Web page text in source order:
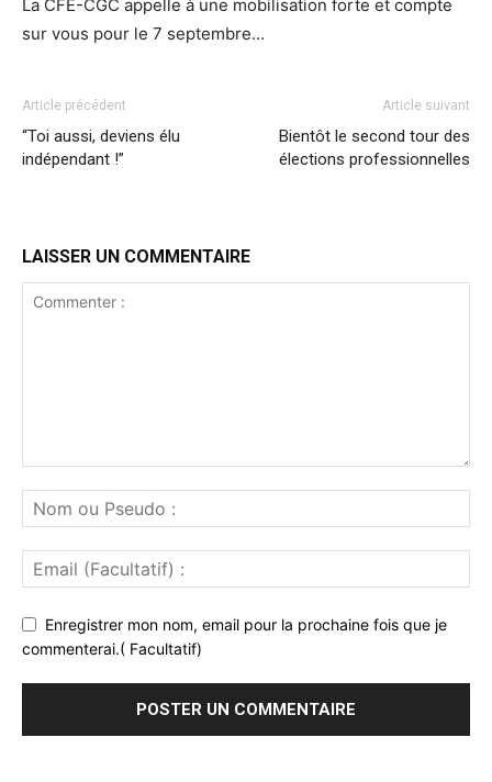
La CFE-CGC appelle à une mobilisation forte et compte
sur vous pour le 7 septembre…
Article précédent
“Toi aussi, deviens élu
indépendant !”
Article suivant
Bientôt le second tour des
élections professionnelles
LAISSER UN COMMENTAIRE
Enregistrer mon nom, email pour la prochaine fois que je
commenterai.( Facultatif)